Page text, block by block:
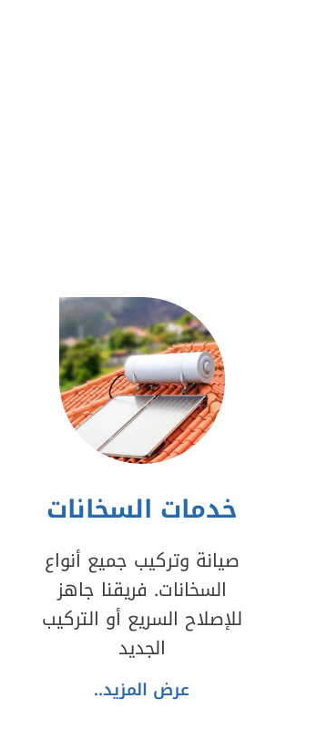
خدمات السخانات
صيانة وتركيب جميع أنواع
السخانات. فريقنا جاهز
للإصلاح السريع أو التركيب
الجديد
عرض المزيد..